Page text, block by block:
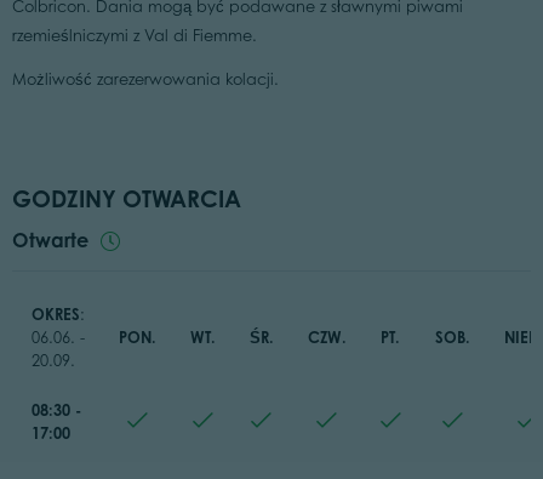
Colbricon. Dania mogą być podawane z sławnymi piwami
rzemieślniczymi z Val di Fiemme.
Możliwość zarezerwowania kolacji.
GODZINY OTWARCIA
Otwarte
OKRES:
06.06. -
20.09.
PON. WT. ŚR. CZW. PT. SOB.
08:30 -
17:00